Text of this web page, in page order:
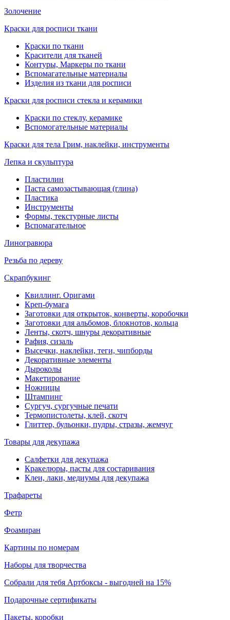
Золочение
Краски для росписи ткани
Краски по ткани
Красители для тканей
Контуры, Маркеры по ткани
Вспомагательные материалы
Изделия из ткани для росписи
Краски для росписи стекла и керамики
Краски по стеклу, керамике
Вспомогательные материалы
Краски для тела Грим, наклейки, инструменты
Лепка и скульптура
Пластилин
Паста самозастывающая (глина)
Пластика
Инструменты
Формы, текстурные листы
Вспомагательное
Линогравюра
Резьба по дереву
Скрапбукинг
Квиллинг. Оригами
Креп-бумага
Заготовки для открыток, конверты, коробочки
Заготовки для альбомов, блокнотов, кольца
Ленты, скотч, шнуры декоративные
Рафия, сизаль
Высечки, наклейки, теги, чипборды
Декоративные элементы
Дыроколы
Макетирование
Ножницы
Штампинг
Сургуч, сургучные печати
Термопистолеты, клей, скотч
Глиттер, бульонки, пудры, стразы, жемчуг
Товары для декупажа
Салфетки для декупажа
Кракелюры, пасты для состаривания
Клеи, лаки, медиумы для декупажа
Трафареты
Фетр
Фоамиран
Картины по номерам
Наборы для творчества
Собрали для тебя Артбоксы - выгодней на 15%
Подарочные сертификаты
Пакеты, коробки